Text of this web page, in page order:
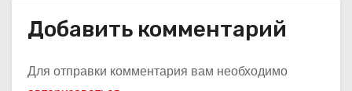
Добавить комментарий
Для отправки комментария вам необходимо